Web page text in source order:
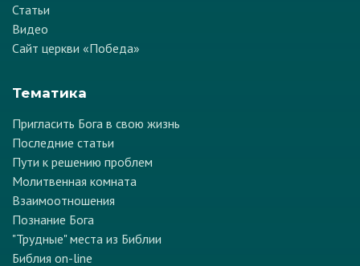
Статьи
Видео
Сайт церкви «Победа»
Тематика
Пригласить Бога в свою жизнь
Последние статьи
Пути к решению проблем
Молитвенная комната
Взаимоотношения
Познание Бога
"Трудные" места из Библии
Библия on-line